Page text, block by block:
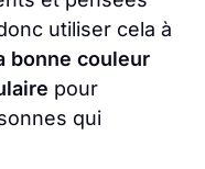
utiliser cela à
bonne couleur
pour
qui